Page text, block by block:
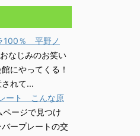
100％ 平野ノ
なじみのお笑い
にやってくる！
れて...
ート こんな原
ページで見つけ
ープレートの交